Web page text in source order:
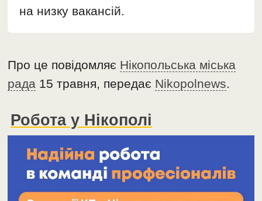
на низку вакансій.
Про це повідомляє Нікопольська міська
рада 15 травня, передає Nikopolnews.
Робота у Нікополі